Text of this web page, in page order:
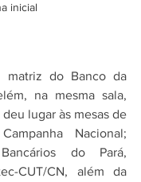
inicial
na mesma sala,
lugar às mesas de
Nacional;
do Pará,
CUT/CN, além da